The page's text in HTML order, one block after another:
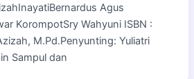
Agus
KorompotSry Wahyuni ISBN :
M.Pd.Penyunting: Yuliatri
Sampul dan